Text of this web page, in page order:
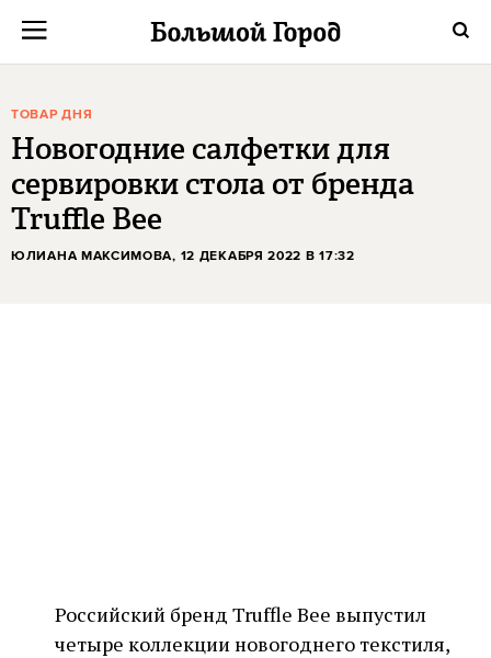
ТОВАР ДНЯ
Новогодние салфетки для
сервировки стола от бренда
Truffle Bee
ЮЛИАНА МАКСИМОВА, 12 ДЕКАБРЯ 2022 В 17:32
Российский бренд Truffle Bee выпустил
четыре коллекции новогоднего текстиля,